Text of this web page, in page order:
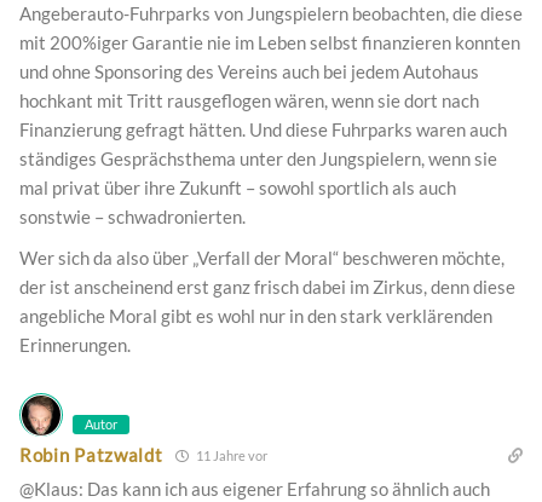
Angeberauto-Fuhrparks von Jungspielern beobachten, die diese
mit 200%iger Garantie nie im Leben selbst finanzieren konnten
und ohne Sponsoring des Vereins auch bei jedem Autohaus
hochkant mit Tritt rausgeflogen wären, wenn sie dort nach
Finanzierung gefragt hätten. Und diese Fuhrparks waren auch
ständiges Gesprächsthema unter den Jungspielern, wenn sie
mal privat über ihre Zukunft – sowohl sportlich als auch
sonstwie – schwadronierten.
Wer sich da also über „Verfall der Moral“ beschweren möchte,
der ist anscheinend erst ganz frisch dabei im Zirkus, denn diese
angebliche Moral gibt es wohl nur in den stark verklärenden
Erinnerungen.
Autor
Robin Patzwaldt 11 Jahre vor
@Klaus: Das kann ich aus eigener Erfahrung so ähnlich auch